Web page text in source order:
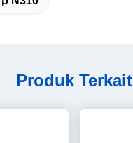
Produk Terkait